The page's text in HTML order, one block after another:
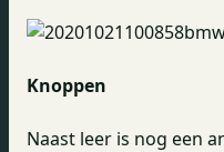
Knoppen
Naast leer is nog een